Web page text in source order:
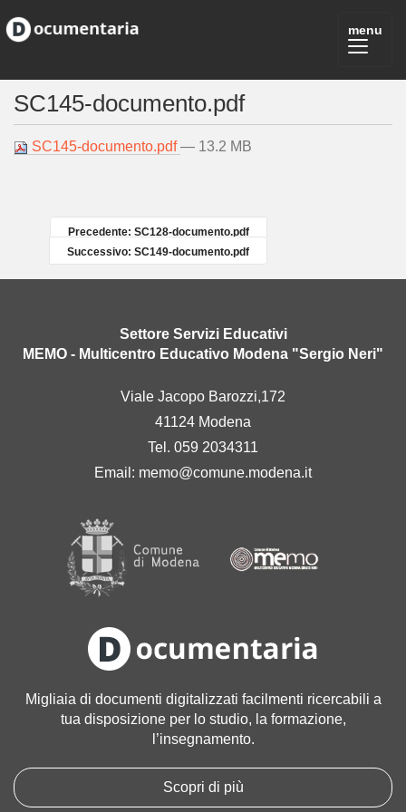
SC145-documento.pdf
SC145-documento.pdf— 13.2 MB
Precedente: SC128-documento.pdf
Successivo: SC149-documento.pdf
Settore Servizi Educativi
MEMO - Multicentro Educativo Modena "Sergio Neri"
Viale Jacopo Barozzi,172
41124 Modena
Tel. 059 2034311
Email: memo@comune.modena.it
Migliaia di documenti digitalizzati facilmenti ricercabili a
tua disposizione per lo studio, la formazione,
l’insegnamento.
Scopri di più